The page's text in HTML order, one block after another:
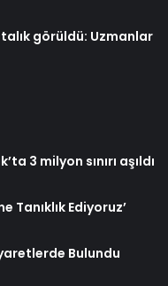
görüldü: Uzmanlar
3 milyon sınırı aşıldı
Tanıklık Ediyoruz’
Bulundu